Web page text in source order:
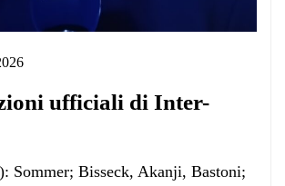
ufficiali di Inter-
Sommer; Bisseck, Akanji, Bastoni;